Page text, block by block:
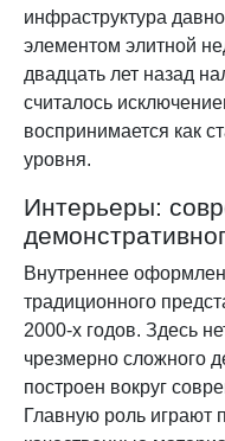
инфраструктура
элементом элитной
двадцать лет назад
считалось
воспринимается как
уровня.
Интерьеры:
Внутреннее
традиционного
2000-х годов. Здесь
чрезмерно сложного
построен вокруг
Главную роль играют